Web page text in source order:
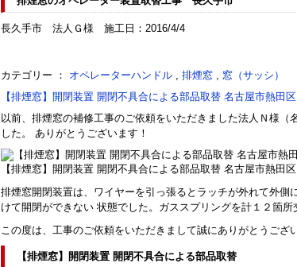
長久手市 法人Ｇ様 施工日：2016/4/4
カテゴリー ： オペレーターハンドル , 排煙窓 , 窓（サッシ）
【排煙窓】開閉装置 開閉不具合による部品取替 名古屋市熱田区
以前、排煙窓の補修工事のご依頼をいただきました法人Ｎ様
した。 ありがとうございます！
【排煙窓】開閉装置 開閉不具合による部品取替 名古屋市熱田区
排煙窓開閉装置は、ワイヤーを引っ張るとラッチが外れて外
けて開閉ができない 状態でした。ガススプリングを計１２箇所
この度は、工事のご依頼をいただきまして誠にありがとうござ
【排煙窓】開閉装置 開閉不具合による部品取替